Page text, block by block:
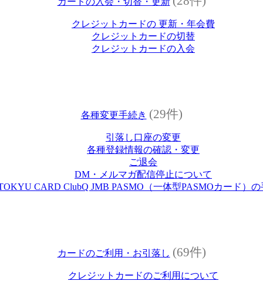
クレジットカードの 更新・年会費
クレジットカードの切替
クレジットカードの入会
各種変更手続き (29件)
引落し口座の変更
各種登録情報の確認・変更
ご退会
DM・メルマガ配信停止について
CARD ClubQ JMB PASMO（一体型PASMOカード）
カードのご利用・お引落し (69件)
クレジットカードのご利用について